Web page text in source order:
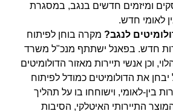
ומיזמים חדשים בנגב, במסגרת
חדש.
לנגב?מקרה בוחן לפיתוח
חדש. בפאנל ישתתף מנכ"ל משרד
וכן אנשי תיירות מאזור הדולומיטים
את הדולומיטים כמודל לפיתוח
בין-לאומי, וישוחחו בו על תהליך
התיירותי האיטלקי, הסיבות